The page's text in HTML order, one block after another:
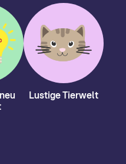
Lustige Tierwelt